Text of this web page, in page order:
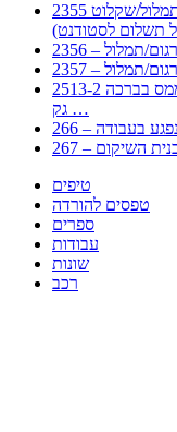
2355 דרישה לתשלום עבור מתן שירותי תרגום/תמלול/שקלוט
תשלום לסטודנט)
תמלול
תמלול
2513-2 טופס חדש הצהרה על העברה לחול הפטורה ממס בברכה
גק …
בעבודה
השיקום
טיפים
טפסים להורדה
ספרים
עבודות
שונות
רכב